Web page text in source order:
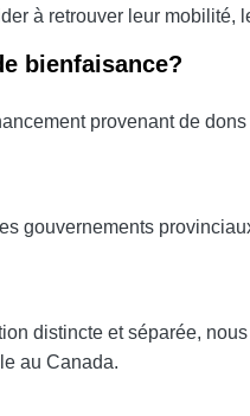
à retrouver leur mobilité,
bienfaisance?
provenant de
gouvernements
distincte et séparée,
au Canada.